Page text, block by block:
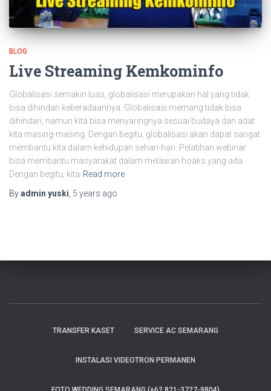
BLOG
Live Streaming Kemkominfo
Globalisasi semakin luas, globalisasi merupakan hal yang tidak
bisa dihindari keberadaannya. Globalisasi memang tidak bisa
dihindari, namun kita bisa menyaringnya sesuai budaya dan adat
kita masing-masing. Dengan begitu, globalisasi akan dapat sangat
membantu kita dalam kehidupan sehari-hari. Pelatihan webinar
bisa membantu masyarakat dalam melawan hoaks yang ada.
Dengan begitu, kita Read more
Byadmin yuski 5 years ago
TRANSFER KASET SERVICE AC SEMARANG
INSTALASI VIDEOTRON PERMANEN